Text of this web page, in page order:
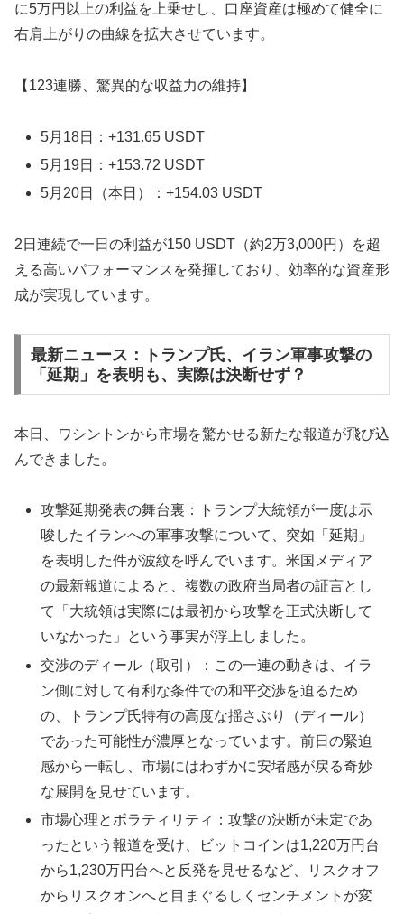
に5万円以上の利益を上乗せし、口座資産は極めて健全に
右肩上がりの曲線を拡大させています。
【123連勝、驚異的な収益力の維持】
5月18日：+131.65 USDT
5月19日：+153.72 USDT
5月20日（本日）：+154.03 USDT
2日連続で一日の利益が150 USDT（約2万3,000円）を超
える高いパフォーマンスを発揮しており、効率的な資産形
成が実現しています。
最新ニュース：トランプ氏、イラン軍事攻撃の
「延期」を表明も、実際は決断せず？
本日、ワシントンから市場を驚かせる新たな報道が飛び込
んできました。
攻撃延期発表の舞台裏：トランプ大統領が一度は示
唆したイランへの軍事攻撃について、突如「延期」
を表明した件が波紋を呼んでいます。米国メディア
の最新報道によると、複数の政府当局者の証言とし
て「大統領は実際には最初から攻撃を正式決断して
いなかった」という事実が浮上しました。
交渉のディール（取引）：この一連の動きは、イラ
ン側に対して有利な条件での和平交渉を迫るため
の、トランプ氏特有の高度な揺さぶり（ディール）
であった可能性が濃厚となっています。前日の緊迫
感から一転し、市場にはわずかに安堵感が戻る奇妙
な展開を見せています。
市場心理とボラティリティ：攻撃の決断が未定であ
ったという報道を受け、ビットコインは1,220万円台
から1,230万円台へと反発を見せるなど、リスクオフ
からリスクオンへと目まぐるしくセンチメントが変